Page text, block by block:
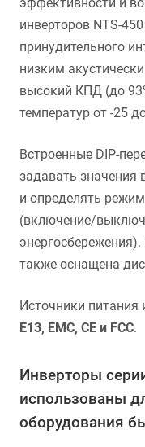
инверторов NTS-
принудительного
низким
высокий КПД (до
температур от -25
Встроенные DIP-
задавать значения
и определять
(включение/
также оснащена
Источники
E13, EMC, CE и FCC.
Инверторы
использованы
оборудования